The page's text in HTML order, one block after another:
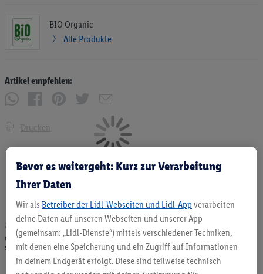
BIO Organic
Alle Produkte
Artikel empfehlen:
Drucken
* Angebote solange Vorrat. Abgabe nur in haushaltsüblichen Mengen. Verkauf
ohne Dekoration. Die hier beworbenen Produkte, vor allem NonFood-Produkte,
sind nicht alle dauerhaft im Sortiment. Abbildungen ähnlich.
Bevor es weitergeht: Kurz zur Verarbeitung
Ihrer Daten
Wir als Betreiber der Lidl-Webseiten und Lidl-App verarbeiten
deine Daten auf unseren Webseiten und unserer App
(gemeinsam: „Lidl-Dienste“) mittels verschiedener Techniken,
mit denen eine Speicherung und ein Zugriff auf Informationen
in deinem Endgerät erfolgt. Diese sind teilweise technisch